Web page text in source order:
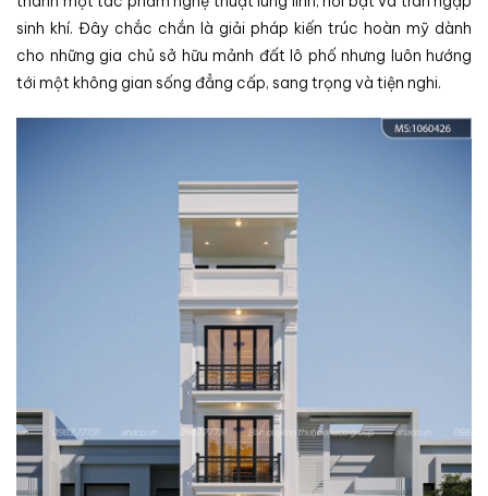
sinh khí. Đây chắc chắn là giải pháp kiến trúc hoàn mỹ dành
cho những gia chủ sở hữu mảnh đất lô phố nhưng luôn hướng
tới một không gian sống đẳng cấp, sang trọng và tiện nghi.